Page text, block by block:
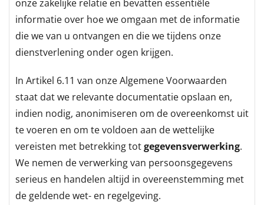
onze zakelijke relatie en bevatten essentiële
informatie over hoe we omgaan met de informatie
die we van u ontvangen en die we tijdens onze
dienstverlening onder ogen krijgen.
In Artikel 6.11 van onze Algemene Voorwaarden
staat dat we relevante documentatie opslaan en,
indien nodig, anonimiseren om de overeenkomst uit
te voeren en om te voldoen aan de wettelijke
vereisten met betrekking totgegevensverwerking.
We nemen de verwerking van persoonsgegevens
serieus en handelen altijd in overeenstemming met
de geldende wet- en regelgeving.